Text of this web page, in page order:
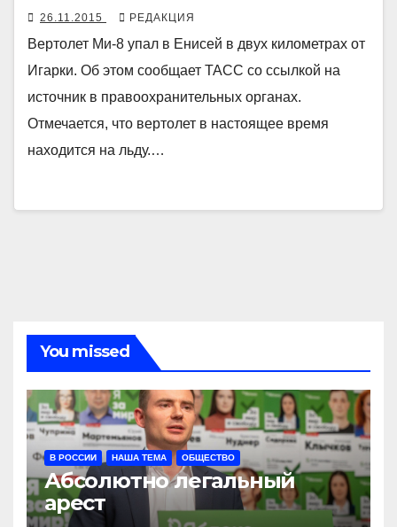
26.11.2015 РЕДАКЦИЯ
Вертолет Ми-8 упал в Енисей в двух километрах от
Игарки. Об этом сообщает ТАСС со ссылкой на
источник в правоохранительных органах.
Отмечается, что вертолет в настоящее время
находится на льду.…
You missed
В РОССИИ НАША ТЕМА ОБЩЕСТВО
Абсолютно легальный
арест